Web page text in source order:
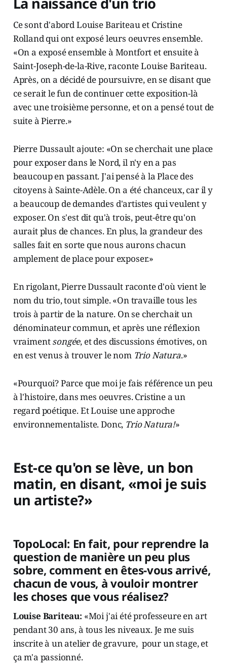
Ce sont d'abord Louise Bariteau et Cristine
Rolland qui ont exposé leurs oeuvres ensemble.
«On a exposé ensemble à Montfort et ensuite à
Saint-Joseph-de-la-Rive, raconte Louise Bariteau.
Après, on a décidé de poursuivre, en se disant que
ce serait le fun de continuer cette exposition-là
avec une troisième personne, et on a pensé tout de
suite à Pierre.»
Pierre Dussault ajoute: «On se cherchait une place
pour exposer dans le Nord, il n'y en a pas
beaucoup en passant. J'ai pensé à la Place des
citoyens à Sainte-Adèle. On a été chanceux, car il y
a beaucoup de demandes d'artistes qui veulent y
exposer. On s'est dit qu'à trois, peut-être qu'on
aurait plus de chances. En plus, la grandeur des
salles fait en sorte que nous aurons chacun
amplement de place pour exposer.»
En rigolant, Pierre Dussault raconte d'où vient le
nom du trio, tout simple. «On travaille tous les
trois à partir de la nature. On se cherchait un
dénominateur commun, et après une réflexion
vraimentsongée, et des discussions émotives, on
en est venus à trouver le nom Trio Natura.»
«Pourquoi? Parce que moi je fais référence un peu
à l'histoire, dans mes oeuvres. Cristine a un
regard poétique. Et Louise une approche
environnementaliste. Donc, Trio Natura!»
Est-ce qu'on se lève, un bon
matin, en disant, «moi je suis
un artiste?»
TopoLocal: En fait, pour reprendre la
question de manière un peu plus
sobre, comment en êtes-vous arrivé,
chacun de vous, à vouloir montrer
les choses que vous réalisez?
Louise Bariteau: «Moi j'ai été professeure en art
pendant 30 ans, à tous les niveaux. Je me suis
inscrite à un atelier de gravure, pour un stage, et
ça m'a passionné.